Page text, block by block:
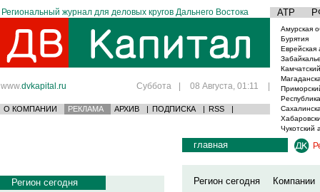
Региональный журнал для деловых кругов Дальнего Востока АТР
www.dvkapital.ru Суббота | 08 Августа, 01:11 |
О КОМПАНИИ РЕКЛАМА АРХИВ | ПОДПИСКА | RSS |
Амурская
Бурятия
Еврейская
Чукотский
Регион сегодня
главная
Регион сегодня
Компании